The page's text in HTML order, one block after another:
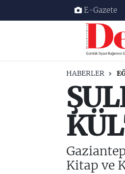
E-Gazete
HABERLER
Kitap ve
Nöbetçi Eczaneler
Trafik Durumu
Süper Lig Puan
Tüm Manşetler
Son Dakika Haberleri